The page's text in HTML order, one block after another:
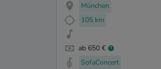
München
105 km
ab 650 €
SofaConcert